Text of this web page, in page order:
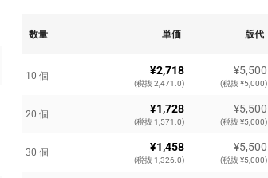
数量 単価 版代
10 個 ¥2,718
(税抜 2,471.0)
¥5,500
(税抜 ¥5,000)
20 個 ¥1,728
(税抜 1,571.0)
¥5,500
(税抜 ¥5,000)
30 個 ¥1,458
(税抜 1,326.0)
¥5,500
(税抜 ¥5,000)